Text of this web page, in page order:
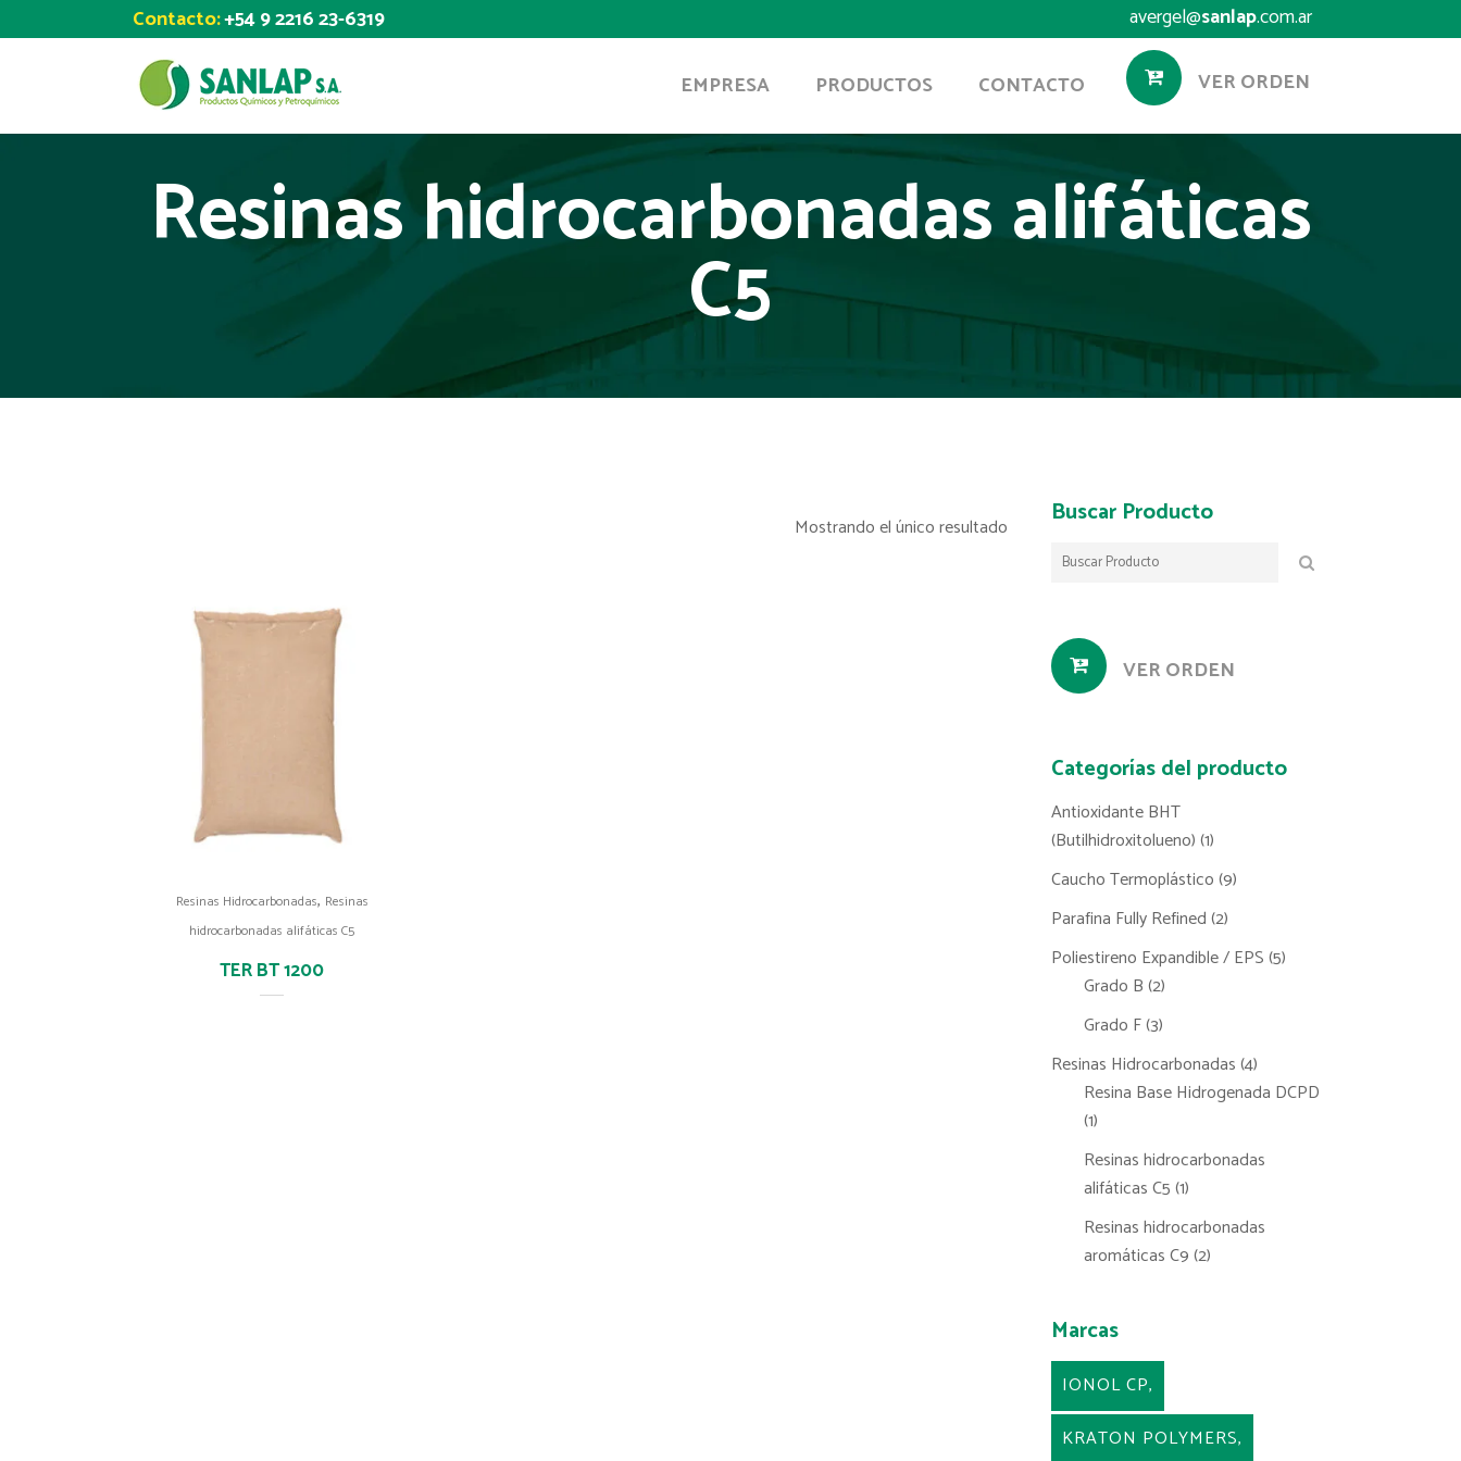
Contacto:+54 9 2216 23-6319 avergel@sanlap.com.ar
VER ORDEN
EMPRESA PRODUCTOS CONTACTO
Resinas hidrocarbonadas alifáticas
C5
Mostrando el único resultado
Resinas Hidrocarbonadas, Resinas
hidrocarbonadas alifáticas C5
TER BT 1200
Buscar Producto
VER ORDEN
Categorías del producto
Antioxidante BHT
(Butilhidroxitolueno)(1)
Caucho Termoplástico(9)
Parafina Fully Refined(2)
Poliestireno Expandible / EPS(5)
Grado B(2)
Grado F(3)
Resinas Hidrocarbonadas(4)
Resina Base Hidrogenada DCPD
(1)
Resinas hidrocarbonadas
alifáticas C5(1)
Resinas hidrocarbonadas
aromáticas C9(2)
Marcas
IONOL CP
KRATON POLYMERS